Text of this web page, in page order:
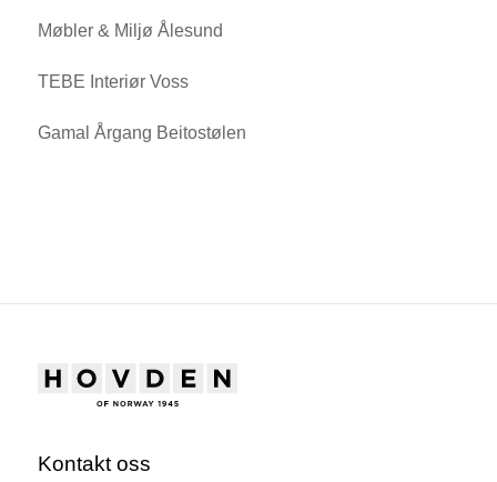
Møbler & Miljø Ålesund
TEBE Interiør Voss
Gamal Årgang Beitostølen
Kontakt oss